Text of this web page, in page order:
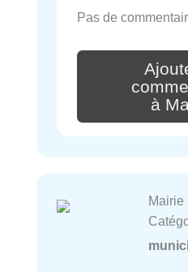
Pas de
à
Mairie